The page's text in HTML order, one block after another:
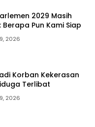
2029 Masih
Pun Kami Siap
2026
Korban Kekerasan
Terlibat
2026